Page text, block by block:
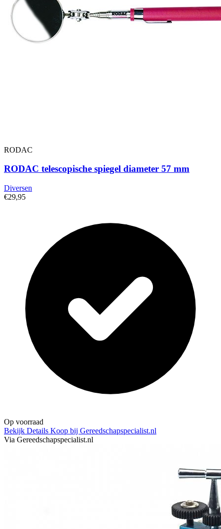
RODAC
RODAC telescopische spiegel diameter 57 mm
Diversen
€29,95
Op voorraad
Bekijk Details Koop bij Gereedschapspecialist.nl
Via Gereedschapspecialist.nl